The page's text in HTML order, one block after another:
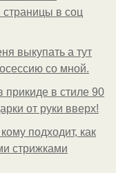
страницы в соц
выкупать а тут
со мной.
прикиде в стиле 90
от руки вверх!
подходит, как
стрижками